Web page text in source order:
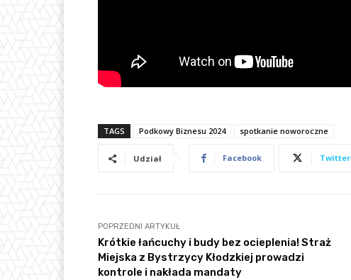
TAGS Podkowy Biznesu 2024 spotkanie noworoczne
Udział Facebook Twitter
POPRZEDNI ARTYKUŁ
Krótkie łańcuchy i budy bez ocieplenia! Straż
Miejska z Bystrzycy Kłodzkiej prowadzi
kontrole i nakłada mandaty